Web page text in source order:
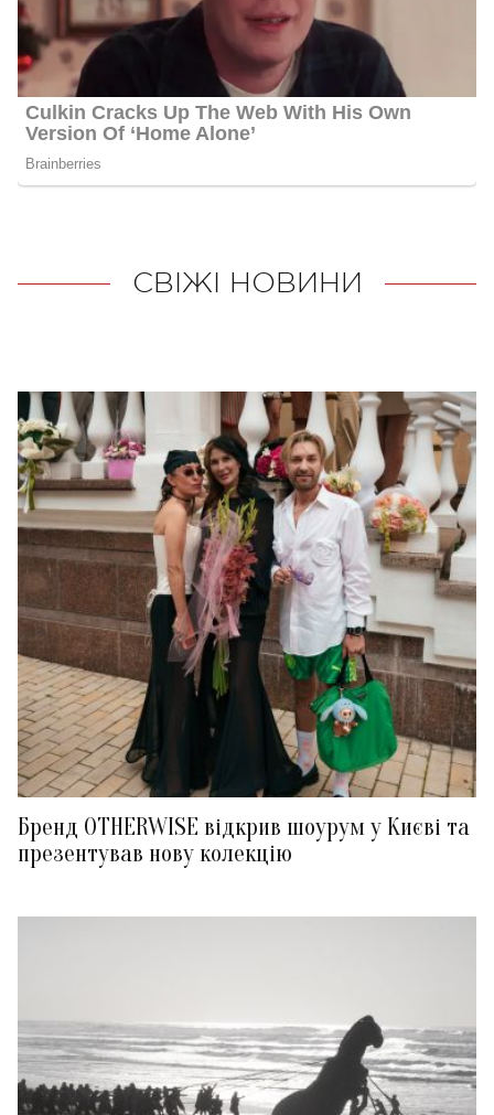
СВІЖІ НОВИНИ
Бренд OTHERWISE відкрив шоурум у Києві та
презентував нову колекцію